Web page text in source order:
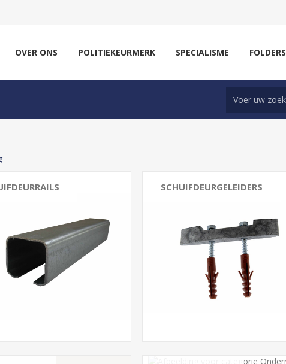
OVER ONS POLITIEKEURMERK SPECIALISME FOLDERS
SCHUIFDEURGELEIDERS